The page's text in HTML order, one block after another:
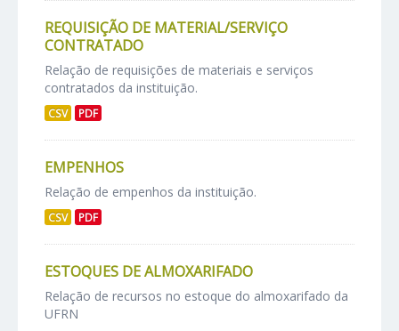
REQUISIÇÃO DE MATERIAL/SERVIÇO
CONTRATADO
Relação de requisições de materiais e serviços
contratados da instituição.
CSV PDF
EMPENHOS
Relação de empenhos da instituição.
CSV PDF
ESTOQUES DE ALMOXARIFADO
Relação de recursos no estoque do almoxarifado da
UFRN